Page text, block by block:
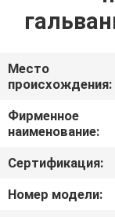
РОЛИКИ
VR
ШОУ
О
НАС
Место
происхождения:
Фирменное
наименование:
Сертификация:
Номер модели: